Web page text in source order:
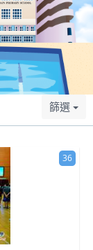
篩選
36